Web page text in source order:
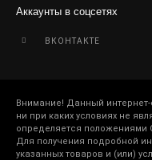
Аккаунты в соцсетях
ВКОНТАКТЕ
Внимание! Данный
ни при каких условиях не
определяется положениями
Для получения подробной
указанных товаров и (или)